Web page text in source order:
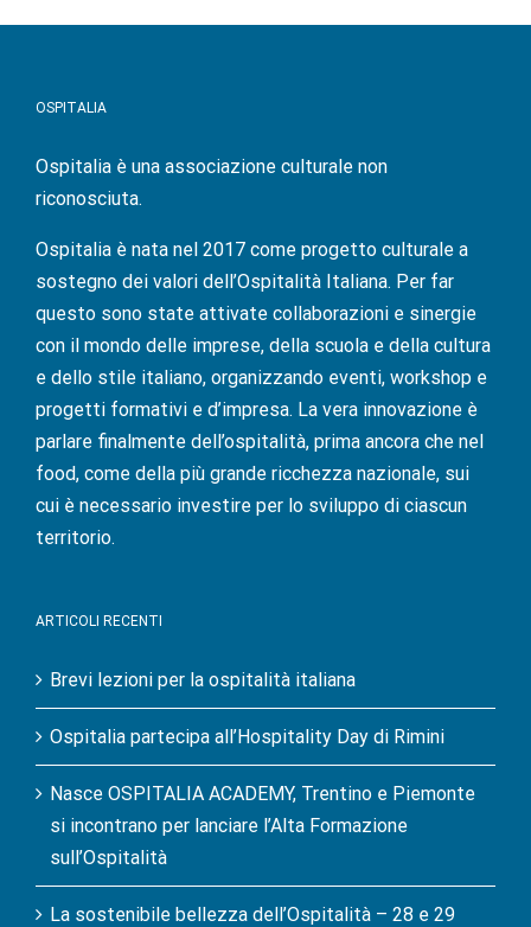
OSPITALIA
Ospitalia è una associazione culturale non
riconosciuta.
Ospitalia è nata nel 2017 come progetto culturale a
sostegno dei valori dell’Ospitalità Italiana. Per far
questo sono state attivate collaborazioni e sinergie
con il mondo delle imprese, della scuola e della cultura
e dello stile italiano, organizzando eventi, workshop e
progetti formativi e d’impresa. La vera innovazione è
parlare finalmente dell’ospitalità, prima ancora che nel
food, come della più grande ricchezza nazionale, sui
cui è necessario investire per lo sviluppo di ciascun
territorio.
ARTICOLI RECENTI
Brevi lezioni per la ospitalità italiana
Ospitalia partecipa all’Hospitality Day di Rimini
Nasce OSPITALIA ACADEMY, Trentino e Piemonte
si incontrano per lanciare l’Alta Formazione
sull’Ospitalità
La sostenibile bellezza dell’Ospitalità – 28 e 29